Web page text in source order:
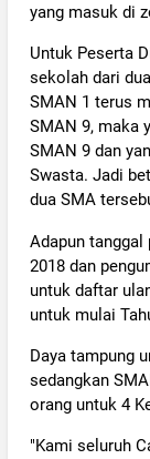
yang masuk di
Untuk Peserta
sekolah dari
SMAN 1 terus
SMAN 9, maka
SMAN 9 dan
Swasta. Jadi
dua SMA
Adapun tanggal
2018 dan
untuk daftar
untuk mulai
Daya tampung
sedangkan
orang untuk 4
"Kami seluruh